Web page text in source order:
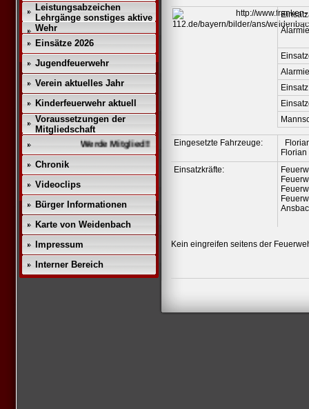
Leistungsabzeichen
Lehrgänge sonstiges aktive
Wehr
Einsätze 2026
Jugendfeuerwehr
Verein aktuelles Jahr
Kinderfeuerwehr aktuell
Voraussetzungen der
Mitgliedschaft
Werde Mitglied!!
Chronik
Videoclips
Bürger Informationen
Karte von Weidenbach
Impressum
Interner Bereich
Eingesetzte Fahrzeuge:
Einsatzkräfte:
Kein eingreifen seitens der